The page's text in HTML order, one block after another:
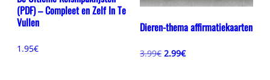
(PDF) – Compleet en Zelf In Te
Vullen
1.95€
Dieren-thema affirmatiekaarten
3.99€ Oorspronkelijke
2.99€Huidige